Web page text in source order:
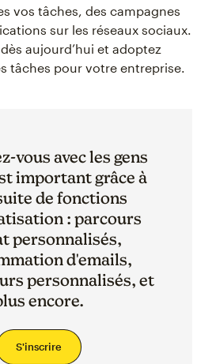
vos tâches, des campagnes
sur les réseaux sociaux.
aujourd’hui et adoptez
tâches pour votre entreprise.
vous avec les gens
important grâce à
de fonctions
: parcours
personnalisés,
d'emails,
personnalisés, et
encore.
S'inscrire